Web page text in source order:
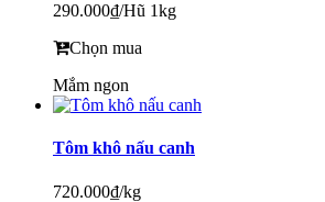
290.000₫/Hũ 1kg
Chọn mua
Mắm ngon
Tôm khô nấu canh
720.000₫/kg